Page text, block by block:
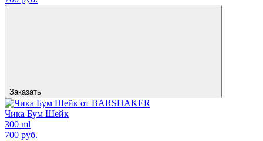
Заказать
Чика Бум Шейк
300 ml
700 руб.